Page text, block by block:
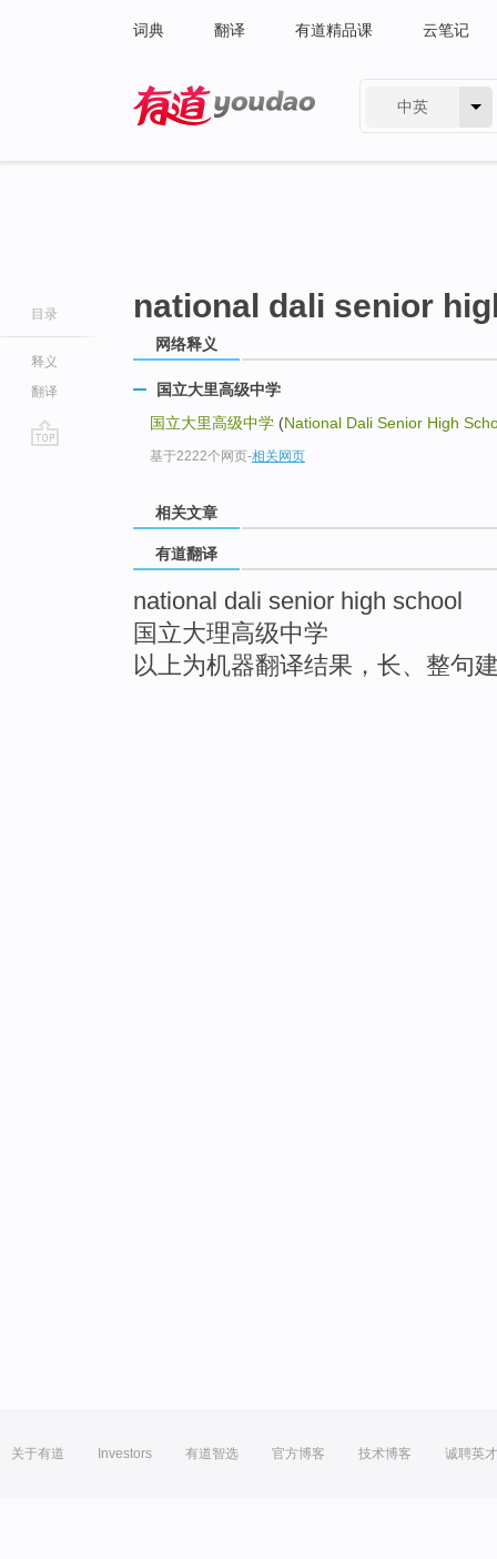
词典 翻译 有道精品课 云笔记
中英
目录
释义
翻译
national dali senior
网络释义
国立大里高级中学
国立大里高级中学 (National Dali Senior High
基于2222个网页-相关网页
相关文章
有道翻译
national dali senior high school
国立大理高级中学
以上为机器翻译结果，长、整句
关于有道 Investors 有道智选 官方博客 技术博客 诚聘英才